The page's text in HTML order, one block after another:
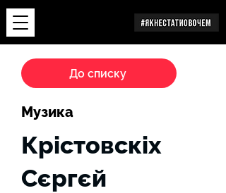
До списку
Музика
Крістовскіх
Сєргєй